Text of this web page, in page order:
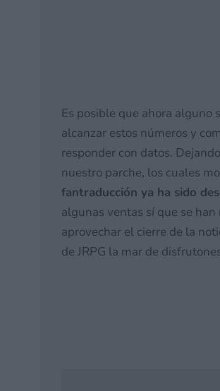
Es posible que ahora
alcanzar estos números y
responder con datos.
nuestro parche, los cuales
fantraducción ya ha sido
algunas ventas sí que se
aprovechar el cierre de la
de JRPG la mar de